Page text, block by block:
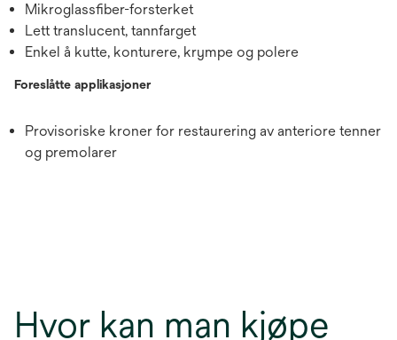
Mikroglassfiber-forsterket
Lett translucent, tannfarget
Enkel å kutte, konturere, krympe og polere
Foreslåtte applikasjoner
Provisoriske kroner for restaurering av anteriore tenner
og premolarer
Hvor kan man kjøpe